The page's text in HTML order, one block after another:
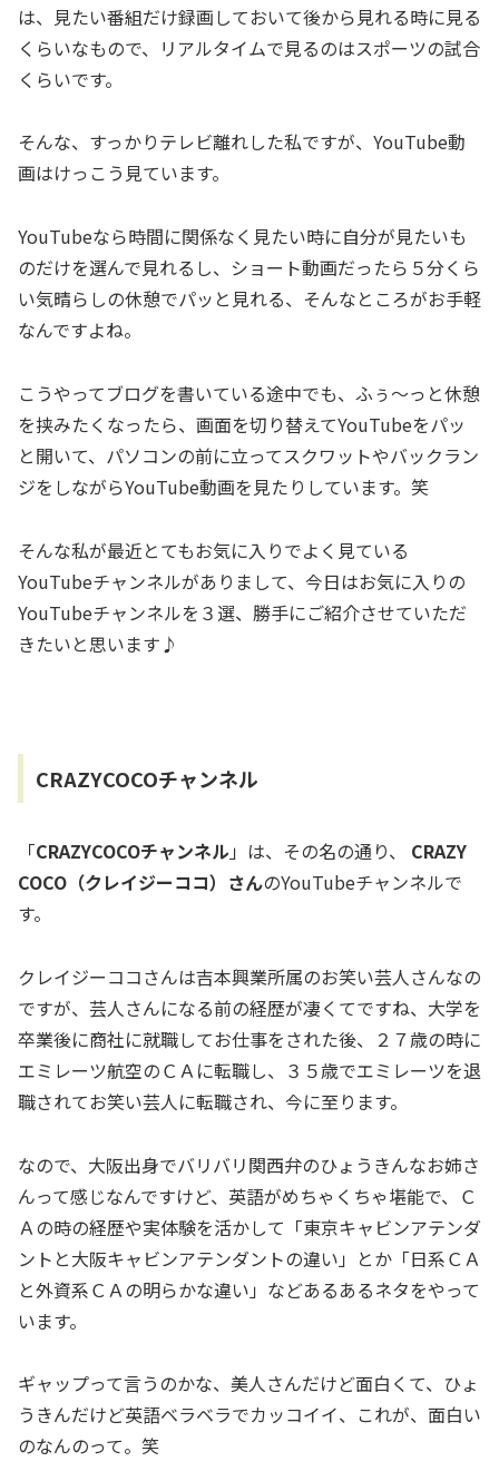
は、見たい番組だけ録画しておいて後から見れる時に見る
くらいなもので、リアルタイムで見るのはスポーツの試合
くらいです。
そんな、すっかりテレビ離れした私ですが、YouTube動
画はけっこう見ています。
YouTubeなら時間に関係なく見たい時に自分が見たいも
のだけを選んで見れるし、ショート動画だったら５分くら
い気晴らしの休憩でパッと見れる、そんなところがお手軽
なんですよね。
こうやってブログを書いている途中でも、ふぅ～っと休憩
を挟みたくなったら、画面を切り替えてYouTubeをパッ
と開いて、パソコンの前に立ってスクワットやバックラン
ジをしながらYouTube動画を見たりしています。笑
そんな私が最近とてもお気に入りでよく見ている
YouTubeチャンネルがありまして、今日はお気に入りの
YouTubeチャンネルを３選、勝手にご紹介させていただ
きたいと思います♪
CRAZYCOCOチャンネル
「CRAZYCOCOチャンネル 」は、その名の通り、
CRAZY
COCO（クレイジーココ）さんのYouTubeチャンネルで
す。
クレイジーココさんは吉本興業所属のお笑い芸人さんなの
ですが、芸人さんになる前の経歴が凄くてですね、大学を
卒業後に商社に就職してお仕事をされた後、２７歳の時に
エミレーツ航空のＣＡに転職し、３５歳でエミレーツを退
職されてお笑い芸人に転職され、今に至ります。
なので、大阪出身でバリバリ関西弁のひょうきんなお姉さ
んって感じなんですけど、英語がめちゃくちゃ堪能で、Ｃ
Ａの時の経歴や実体験を活かして「東京キャビンアテンダ
ントと大阪キャビンアテンダントの違い」とか「日系ＣＡ
と外資系ＣＡの明らかな違い」などあるあるネタをやって
います。
ギャップって言うのかな、美人さんだけど面白くて、ひょ
うきんだけど英語ベラベラでカッコイイ、これが、面白い
のなんのって。笑